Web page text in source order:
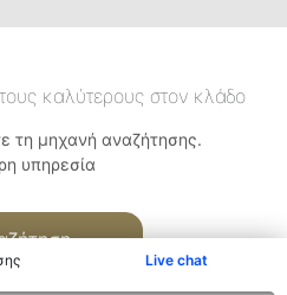
Live chat
καλύτερους στον κλάδο
τη μηχανή αναζήτησης.
υπηρεσία